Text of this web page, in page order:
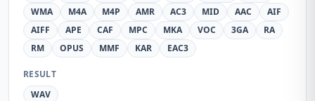
WMA
M4A M4P AMR AC3 MID AAC
AIF
AIFF
APE CAF MPC MKA VOC 3GA
RA
RM
OPUS MMF KAR EAC3
RESULT
WAV